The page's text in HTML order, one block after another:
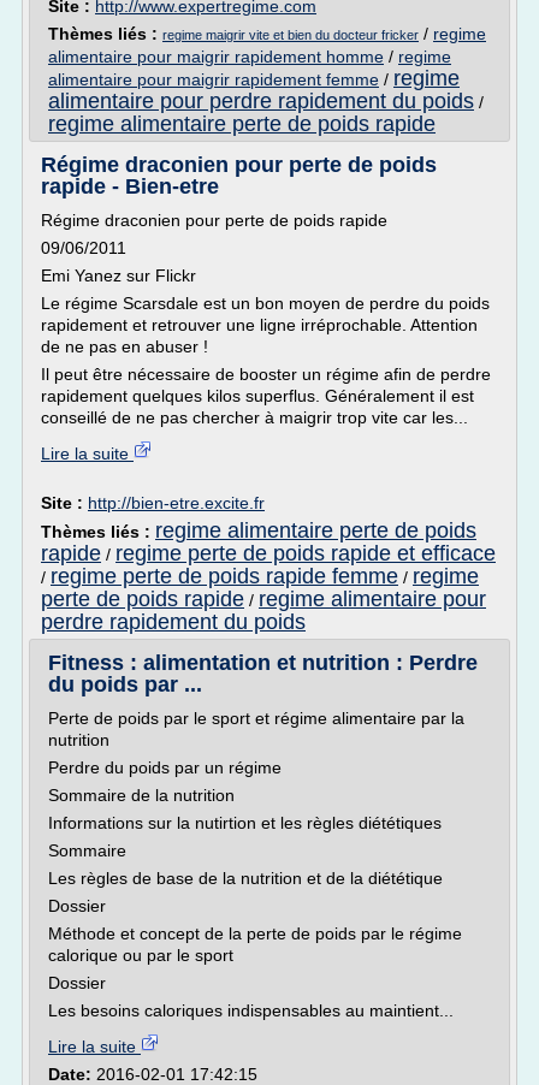
Site : http://www.expertregime.com
Thèmes liés : regime maigrir vite et bien du docteur fricker / regime
alimentaire pour maigrir rapidement homme / regime
alimentaire pour maigrir rapidement femme / regime
alimentaire pour perdre rapidement du poids /
regime alimentaire perte de poids rapide
Régime draconien pour perte de poids
rapide - Bien-etre
Régime draconien pour perte de poids rapide
09/06/2011
Emi Yanez sur Flickr
Le régime Scarsdale est un bon moyen de perdre du poids
rapidement et retrouver une ligne irréprochable. Attention
de ne pas en abuser !
Il peut être nécessaire de booster un régime afin de perdre
rapidement quelques kilos superflus. Généralement il est
conseillé de ne pas chercher à maigrir trop vite car les...
Lire la suite
Site : http://bien-etre.excite.fr
Thèmes liés : regime alimentaire perte de poids
rapide / regime perte de poids rapide et efficace
/ regime perte de poids rapide femme / regime
perte de poids rapide / regime alimentaire pour
perdre rapidement du poids
Fitness : alimentation et nutrition : Perdre
du poids par ...
Perte de poids par le sport et régime alimentaire par la
nutrition
Perdre du poids par un régime
Sommaire de la nutrition
Informations sur la nutirtion et les règles diététiques
Sommaire
Les règles de base de la nutrition et de la diététique
Dossier
Méthode et concept de la perte de poids par le régime
calorique ou par le sport
Dossier
Les besoins caloriques indispensables au maintient...
Lire la suite
Date: 2016-02-01 17:42:15